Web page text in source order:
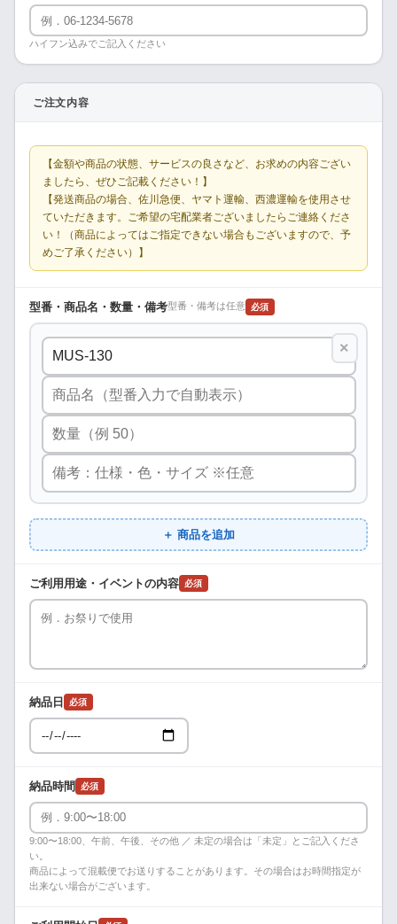
ハイフン込みでご記入ください
ご注文内容
【金額や商品の状態、サービスの良さなど、お求めの内容ござい
ましたら、ぜひご記載ください！】
【発送商品の場合、佐川急便、ヤマト運輸、西濃運輸を使用させ
ていただきます。ご希望の宅配業者ございましたらご連絡くださ
い！（商品によってはご指定できない場合もございますので、予
めご了承ください）】
型番・商品名・数量・備考型番・備考は任意 必須
×
＋ 商品を追加
ご利用用途・イベントの内容 必須
納品日 必須
納品時間 必須
9:00〜18:00、午前、午後、その他 ／ 未定の場合は「未定」とご記入くださ
い。
商品によって混載便でお送りすることがあります。その場合はお時間指定が
出来ない場合がございます。